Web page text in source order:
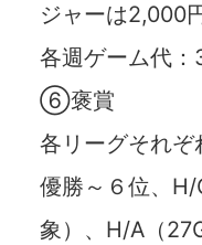
ジャーは2,000円
各週ゲーム代：
⑥褒賞
各リーグそれぞ
優勝～６位、
象）、H/A（